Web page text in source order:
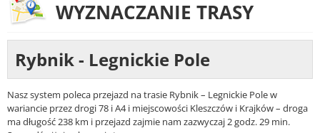
WYZNACZANIE TRASY
Rybnik - Legnickie Pole
Nasz system poleca przejazd na trasie Rybnik – Legnickie Pole w
wariancie przez drogi 78 i A4 i miejscowości Kleszczów i Krajków – droga
ma długość 238 km i przejazd zajmie nam zazwyczaj 2 godz. 29 min.